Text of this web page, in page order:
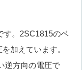
す。2SC1815のベ
加えています。
逆方向の電圧で